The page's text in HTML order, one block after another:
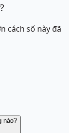
cách số này đã
nào?